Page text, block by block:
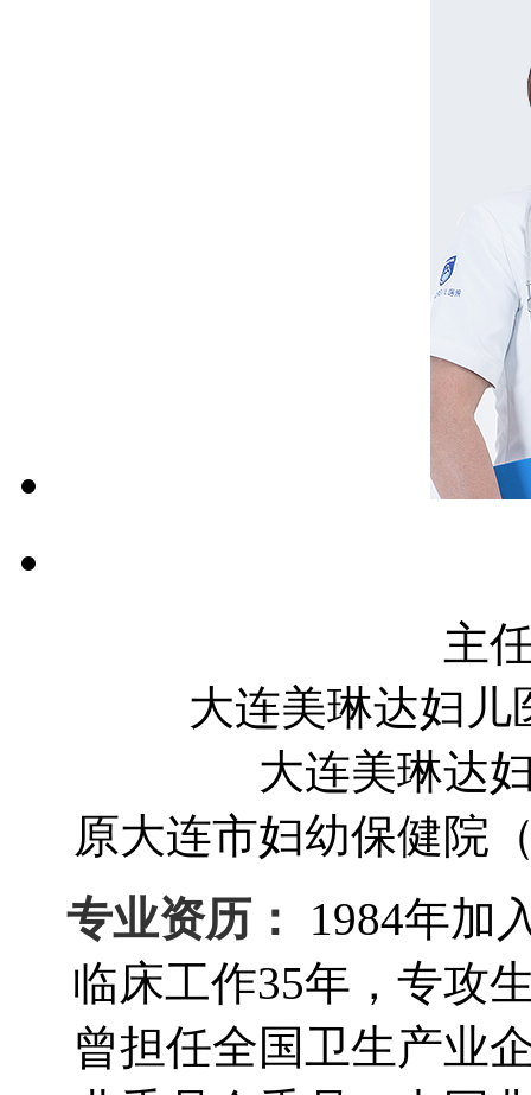
主
大连美琳达妇儿
大连美琳达
原大连市妇幼保健院
专业资历：
1984年加
临床工作35年，专攻
曾担任全国卫生产业